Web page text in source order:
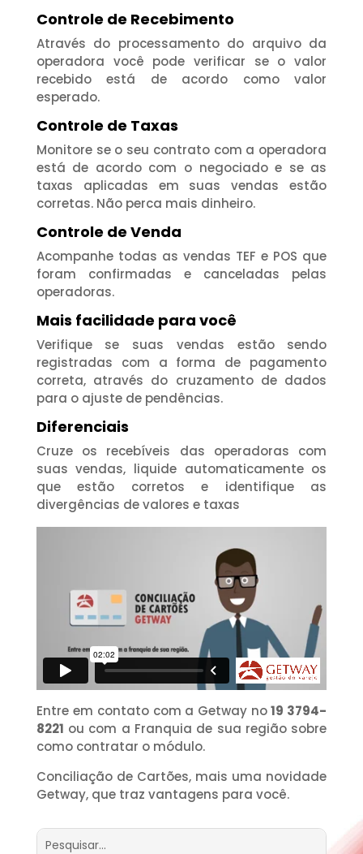
Controle de Recebimento
Através do processamento do arquivo da
operadora você pode verificar se o valor
recebido está de acordo como valor
esperado.
Controle de Taxas
Monitore se o seu contrato com a operadora
está de acordo com o negociado e se as
taxas aplicadas em suas vendas estão
corretas. Não perca mais dinheiro.
Controle de Venda
Acompanhe todas as vendas TEF e POS que
foram confirmadas e canceladas pelas
operadoras.
Mais facilidade para você
Verifique se suas vendas estão sendo
registradas com a forma de pagamento
correta, através do cruzamento de dados
para o ajuste de pendências.
Diferenciais
Cruze os recebíveis das operadoras com
suas vendas, liquide automaticamente os
que estão corretos e identifique as
divergências de valores e taxas
Entre em contato com a Getway no19 3794-
8221 ou com a Franquia de sua região sobre
como contratar o módulo.
Conciliação de Cartões, mais uma novidade
Getway, que traz vantagens para você.